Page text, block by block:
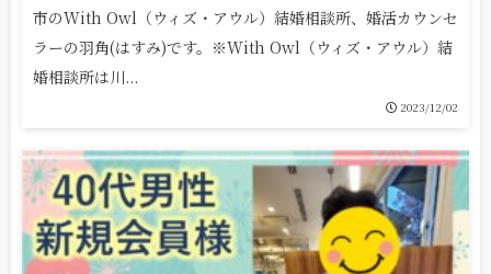
市のWith Owl（ウィズ・アウル）結婚相談所、婚活カウンセ
ラーの羽角(はすみ)です。※With Owl（ウィズ・アウル）結
婚相談所は川...
2023/12/02